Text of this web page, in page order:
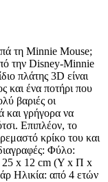
τη Minnie Mouse;
την Disney-Minnie
πλάτης 3D είναι
και ένα ποτήρι που
βαριές οι
και γρήγορα να
Επιπλέον, το
κρίκο του και
Φύλο:
25 x 12 cm (Υ x Π x
Ηλικία: από 4 ετών